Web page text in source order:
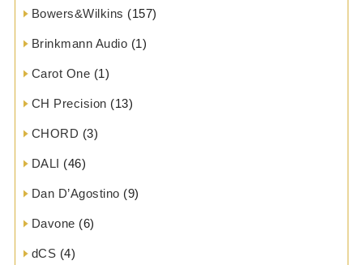
Bowers&Wilkins (157)
Brinkmann Audio (1)
Carot One (1)
CH Precision (13)
CHORD (3)
DALI (46)
Dan D’Agostino (9)
Davone (6)
dCS (4)